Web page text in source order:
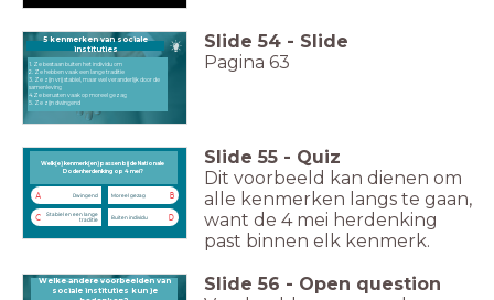
5 kenmerken van sociale
instituties
1. Ze bestaan buiten het individu om
2. Ze hebben vaak een lange traditie
3. Ze zijn vrij stabiel, maar wel veranderlijk door de
samenleving
4.Ze berusten vaak op moreel gezag
5. Ze zijn dwingend
Slide 54 - Slide
Pagina 63
Welk(e) kenmerk(en) passen bij de Nationale
Dodenherdenking op 4 mei?
A Dwingend B
Moreel gezag
C
Stabiel en een lange
traditie
D
Buiten individu
Slide 55 - Quiz
Dit voorbeeld kan dienen om
alle kenmerken langs te gaan,
want de 4 mei herdenking
past binnen elk kenmerk.
Welke andere voorbeelden van sociale instituties kun je bedenken?
Welke andere voorbeelden van
sociale instituties kun je
Slide 56 - Open question